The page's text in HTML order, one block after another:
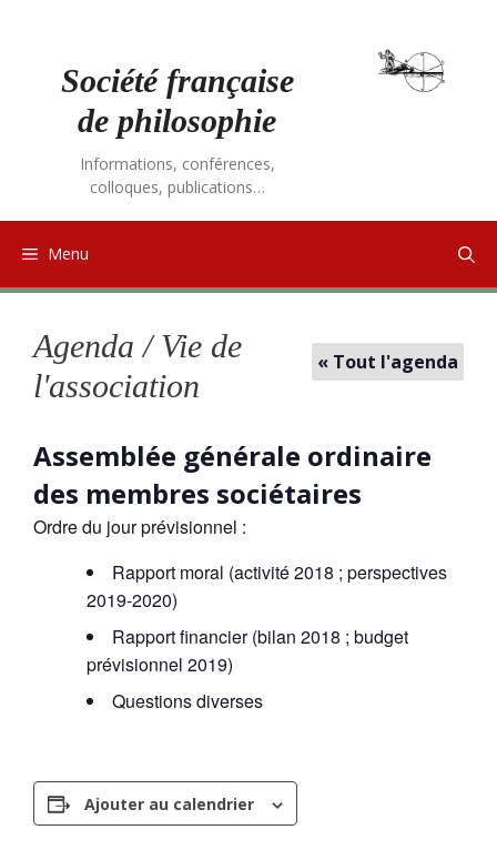
Société française
de philosophie
Informations, conférences,
colloques, publications…
Menu
« Tout l'agenda
Agenda / Vie de
l'association
Assemblée générale ordinaire
des membres sociétaires
Ordre du jour prévisionnel :
Rapport moral (activité 2018 ; perspectives
2019-2020)
Rapport financier (bilan 2018 ; budget
prévisionnel 2019)
Questions diverses
Ajouter au calendrier